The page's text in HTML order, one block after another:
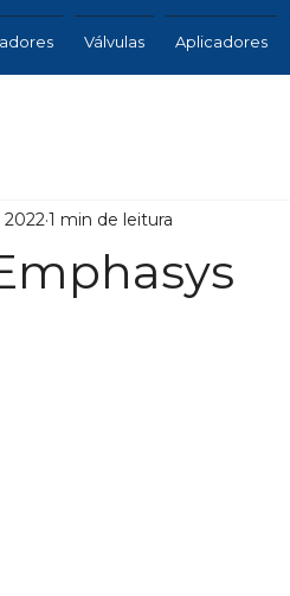
Válvulas Aplicadores
1 min de leitura